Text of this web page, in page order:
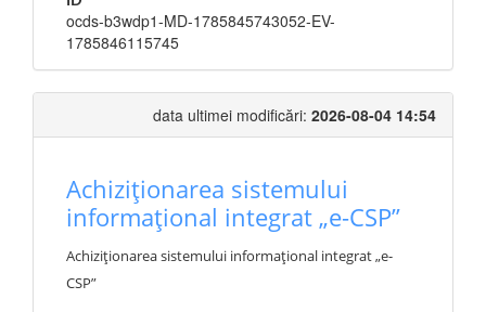
ocds-b3wdp1-MD-1785845743052-EV-
1785846115745
data ultimei modificări: 2026-08-04 14:54
Achiziționarea sistemului
informațional integrat „e-CSP”
Achiziționarea sistemului informațional integrat „e-
CSP”